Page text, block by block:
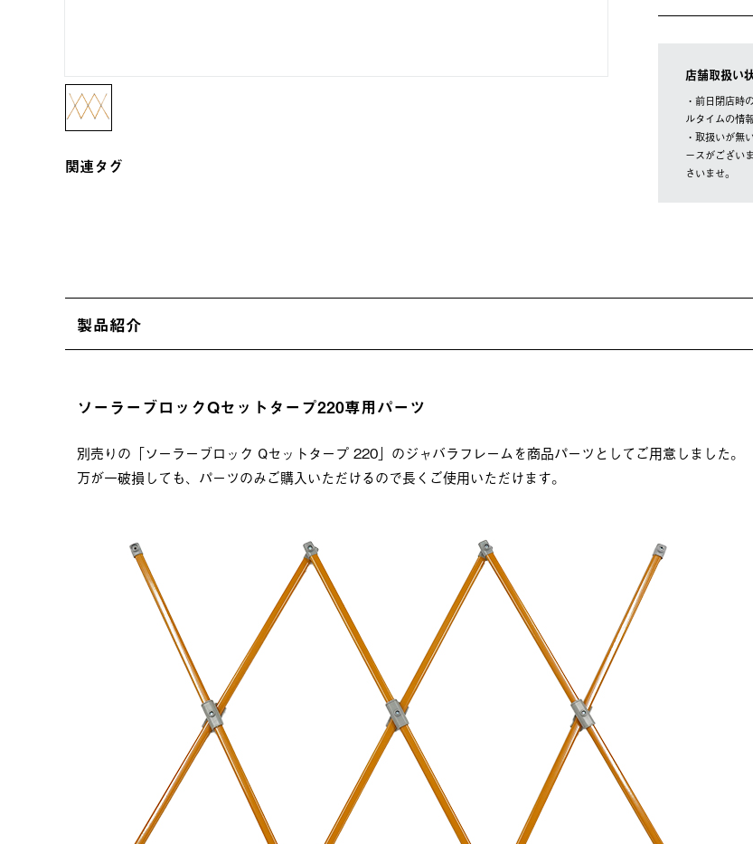
関連タグ
店舗取扱い
・前日閉店時
ルタイムの情
・取扱いが無
ースがござい
さいませ。
製品紹介
ソーラーブロックQセットタープ220専用パーツ
別売りの「ソーラーブロック Qセットタープ 220」のジャバラフレームを商品パーツとしてご用意しました。
万が一破損しても、パーツのみご購入いただけるので長くご使用いただけます。